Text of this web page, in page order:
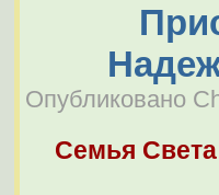
Опубликовано
Семья Света